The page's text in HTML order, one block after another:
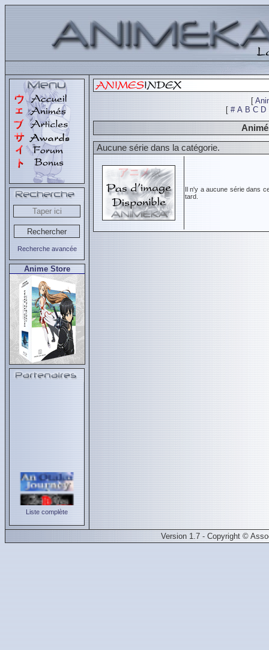
Recherche avancée
Anime Store
Liste complète
[
[ # A B C D
Aucune série dans la catégorie.
Il n'y a aucune série dans
tard.
Version 1.7 - Copyright ©